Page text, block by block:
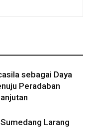
sebagai Daya
Peradaban
Larang